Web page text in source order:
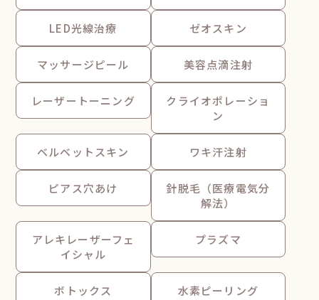
LED光線治療 ゼオスキン
マッサージピール 美容点滴注射
レーザートーニング
クライオポレーショ
ン
ベルベットスキン ワキ汗注射
ピアス穴あけ
針脱毛（医療電気分
解法）
アレキレーザーフェ
イシャル
プラズマ
ボトックス 水素ピーリング